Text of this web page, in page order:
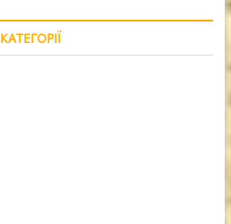
КАТЕГОРІЇ